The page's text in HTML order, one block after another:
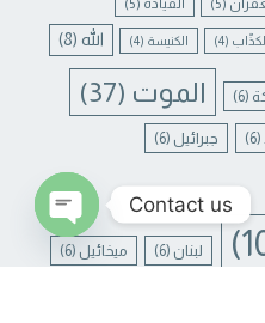
(4) الكنيسة (4) الله (8)
(6) الموت (37)
(6) جبرائيل (6)
لبنان (6) ميخائيل (6)
Contact us
CHATY